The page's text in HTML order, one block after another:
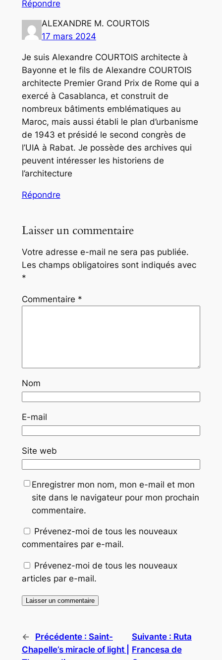
Répondre
ALEXANDRE M. COURTOIS
17 mars 2024
Je suis Alexandre COURTOIS architecte à
Bayonne et le fils de Alexandre COURTOIS
architecte Premier Grand Prix de Rome qui a
exercé à Casablanca, et construit de
nombreux bâtiments emblématiques au
Maroc, mais aussi établi le plan d’urbanisme
de 1943 et présidé le second congrès de
l’UIA à Rabat. Je possède des archives qui
peuvent intéresser les historiens de
l’architecture
Répondre
Laisser un commentaire
Votre adresse e-mail ne sera pas publiée.
Les champs obligatoires sont indiqués avec
*
Commentaire *
Nom
E-mail
Site web
Enregistrer mon nom, mon e-mail et mon
site dans le navigateur pour mon prochain
commentaire.
Prévenez-moi de tous les nouveaux
commentaires par e-mail.
Prévenez-moi de tous les nouveaux
articles par e-mail.
← Précédente : Saint-
Chapelle’s miracle of light |
Suivante : Ruta
Francesa de